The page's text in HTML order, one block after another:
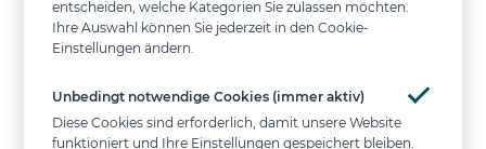
weder systematisch kopiert, noch ausgelesen,
heruntergeladen oder reproduziert werden.
4.4 Der Nutzer ist nicht berechtigt, Techniken,
Mechanismen, Programme oder Software zu
verwenden, die das Funktionieren des Portals
entscheiden, welche Kategorien Sie zulassen möchten.
Ihre Auswahl können Sie jederzeit in den Cookie-
Einstellungen ändern.
Unbedingt notwendige Cookies (immer aktiv)
Diese Cookies sind erforderlich, damit unsere Website
funktioniert und Ihre Einstellungen gespeichert bleiben.